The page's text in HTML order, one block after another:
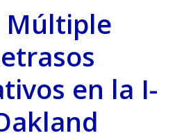
Múltiple
en la I-